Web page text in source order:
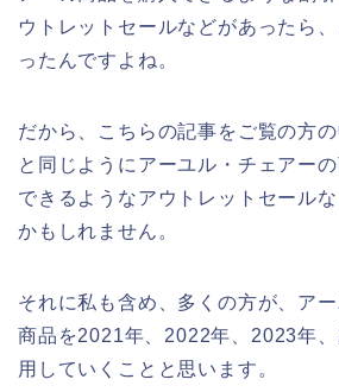
ウトレットセールなどがあったら
ったんですよね。
だから、こちらの記事をご覧の方
と同じようにアーユル・チェアー
できるようなアウトレットセール
かもしれません。
それに私も含め、多くの方が、ア
商品を2021年、2022年、2023年
用していくことと思います。